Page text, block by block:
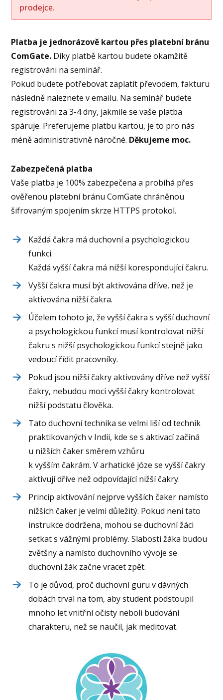
prodejce.
Platba je jednorázově kartou přes platební bránu
ComGate. Díky platbě kartou budete okamžitě
registrováni na seminář.
Pokud budete potřebovat zaplatit převodem, fakturu
následně naleznete v emailu. Na seminář budete
registrováni za 3-4 dny, jakmile se vaše platba
spáruje. Preferujeme platbu kartou, je to pro nás
méně administrativně náročné. Děkujeme moc.
Zabezpečená platba
Vaše platba je 100% zabezpečena a probíhá přes
ověřenou platební bránu ComGate chráněnou
šifrovaným spojením skrze HTTPS protokol.
Každá čakra má duchovní a psychologickou
funkci.
Každá vyšší čakra má nižší korespondující čakru.
Vyšší čakra musí být aktivována dříve, než je
aktivována nižší čakra.
Účelem tohoto je, že vyšší čakra s vyšší duchovní
a psychologickou funkcí musí kontrolovat nižší
čakru s nižší psychologickou funkcí stejně jako
vedoucí řídit pracovníky.
Pokud jsou nižší čakry aktivovány dříve než vyšší
čakry, nebudou moci vyšší čakry kontrolovat
nižší podstatu člověka.
Tato duchovní technika se velmi liší od technik
praktikovaných v Indii, kde se s aktivací začíná
u nižších čaker směrem vzhůru
k vyšším čakrám. V arhatické józe se vyšší čakry
aktivují dříve než odpovídající nižší čakry.
Princip aktivování nejprve vyšších čaker namísto
nižších čaker je velmi důležitý. Pokud není tato
instrukce dodržena, mohou se duchovní žáci
setkat s vážnými problémy. Slabosti žáka budou
zvětšny a namísto duchovního vývoje se
duchovní žák začne vracet zpět.
To je důvod, proč duchovní guru v dávných
dobách trval na tom, aby student podstoupil
mnoho let vnitřní očisty neboli budování
charakteru, než se naučil, jak meditovat.